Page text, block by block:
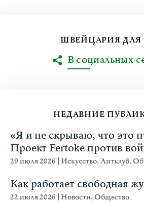
НЕДАВНИЕ
«Я и не скрываю, что это
Проект Fertoke против
29 июля 2026 Искусство,Литклуб,
Как работает свободная
22 июля 2026 Новости,Общество
ШВЕЙЦАРИЯ ДЛЯ
В социальных